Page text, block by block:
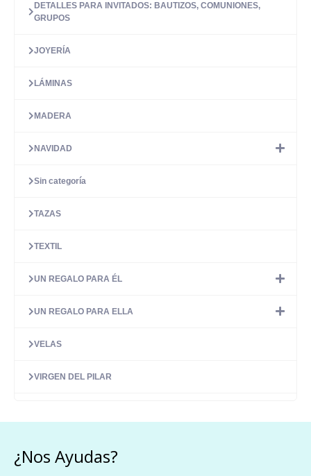
DETALLES PARA INVITADOS: BAUTIZOS, COMUNIONES,
GRUPOS
JOYERÍA
LÁMINAS
MADERA
NAVIDAD
Sin categoría
TAZAS
TEXTIL
UN REGALO PARA ÉL
UN REGALO PARA ELLA
VELAS
VIRGEN DEL PILAR
¿Nos Ayudas?